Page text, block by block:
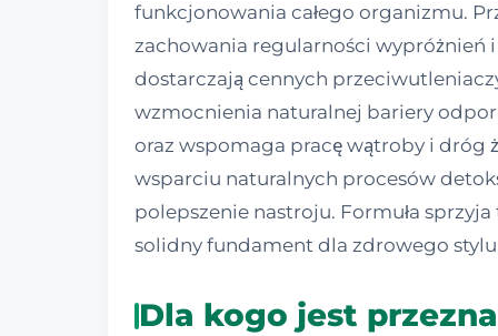
funkcjonowania całego organizmu.
zachowania regularności wypróżnień
dostarczają cennych
wzmocnienia naturalnej bariery
oraz wspomaga pracę wątroby i dróg
wsparciu naturalnych procesów
polepszenie nastroju. Formuła
solidny fundament dla zdrowego stylu
Dla kogo jest